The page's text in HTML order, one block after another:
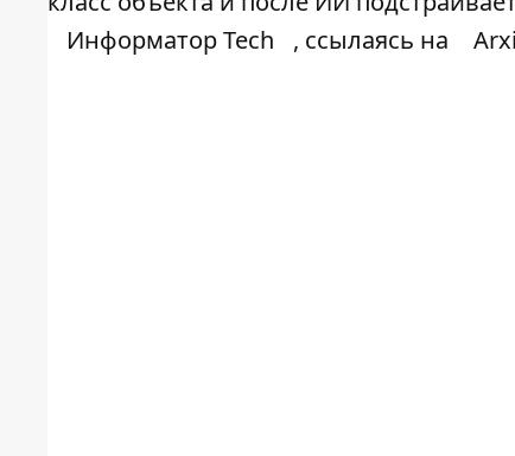
Информатор Tech
, ссылаясь на